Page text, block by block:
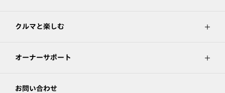
クルマと楽しむ
オーナーサポート
お問い合わせ